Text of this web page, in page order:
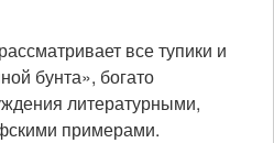
все тупики и
бунта», богато
литературными,
примерами.